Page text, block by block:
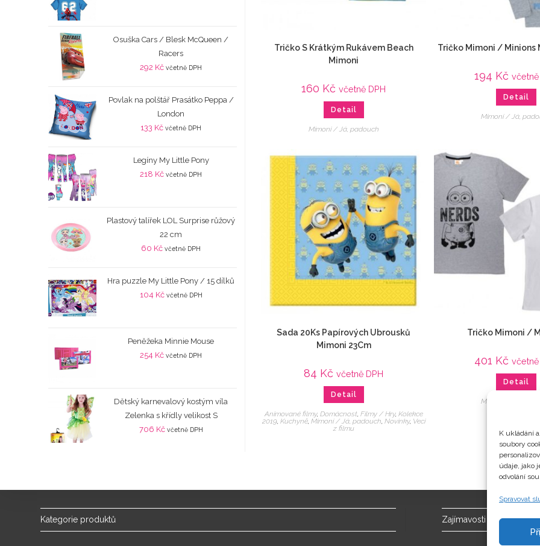
K ukládání
soubory
údaje, jako
odvolání
Spravovat
Tričko S Krátkým Rukávem Beach
Mimoni
160 Kč včetně DPH
Detail
Mimoni / Já, padouch
Tričko Mimoni / Minions
194 Kč včetně
Detail
Mimoni / Já,
Sada 20Ks Papírových Ubrousků
Mimoni 23Cm
84 Kč včetně DPH
Detail
Animované filmy, Domácnost, Filmy / Hry, Kolekce
2019, Kuchyně, Mimoni / Já, padouch, Novinky, Veci
z filmu
Tričko Mimoni /
401 Kč včetně
Detail
Mimoni / Já,
Osuška Cars / Blesk McQueen /
Racers
292 Kč včetně DPH
Povlak na polštář Prasátko Peppa /
London
133 Kč včetně DPH
Legíny My Little Pony
218 Kč včetně DPH
Plastový talířek LOL Surprise růžový
22 cm
60 Kč včetně DPH
Hra puzzle My Little Pony / 15 dílků
104 Kč včetně DPH
Peněžeka Minnie Mouse
254 Kč včetně DPH
Dětský karnevalový kostým víla
Zelenka s křídly velikost S
706 Kč včetně DPH
Kategorie produktů Zajímavosti